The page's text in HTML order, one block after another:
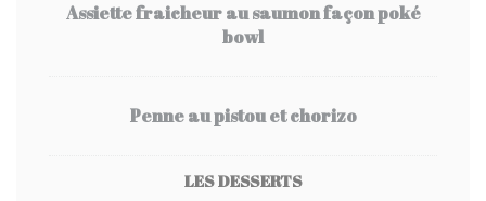
Assiette fraicheur au saumon façon poké
bowl
Penne au pistou et chorizo
LES DESSERTS